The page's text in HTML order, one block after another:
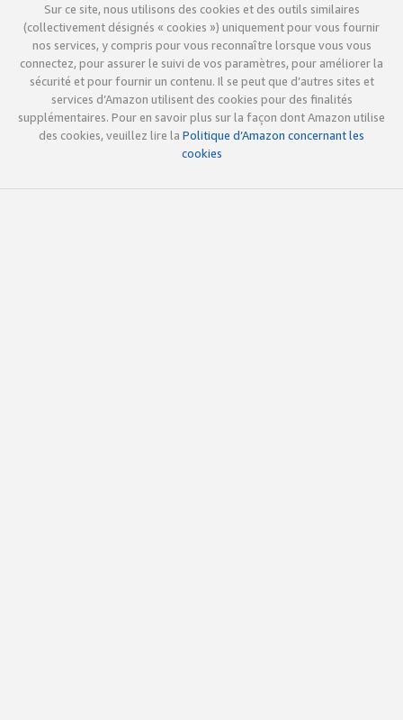
Sur ce site, nous utilisons des cookies et des outils similaires
(collectivement désignés « cookies ») uniquement pour vous fournir
nos services, y compris pour vous reconnaître lorsque vous vous
connectez, pour assurer le suivi de vos paramètres, pour améliorer la
sécurité et pour fournir un contenu. Il se peut que d’autres sites et
services d’Amazon utilisent des cookies pour des finalités
supplémentaires. Pour en savoir plus sur la façon dont Amazon utilise
des cookies, veuillez lire la Politique d’Amazon concernant les
cookies